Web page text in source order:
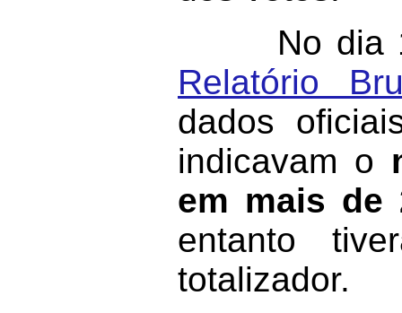
No dia 16
Relatório
dados
indicavam o
em mais de
entanto
totalizador.